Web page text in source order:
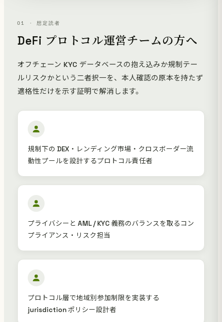
01 · 想定読者
DeFi プロトコル運営チームの方へ
オフチェーン KYC データベースの抱え込みか規制テー
ルリスクかという二者択一を、本人確認の原本を持たず
適格性だけを示す証明で解消します。
規制下の DEX・レンディング市場・クロスボーダー流
動性プールを設計するプロトコル責任者
プライバシーと AML / KYC 義務のバランスを取るコン
プライアンス・リスク担当
プロトコル層で地域別参加制限を実装する
jurisdiction ポリシー設計者